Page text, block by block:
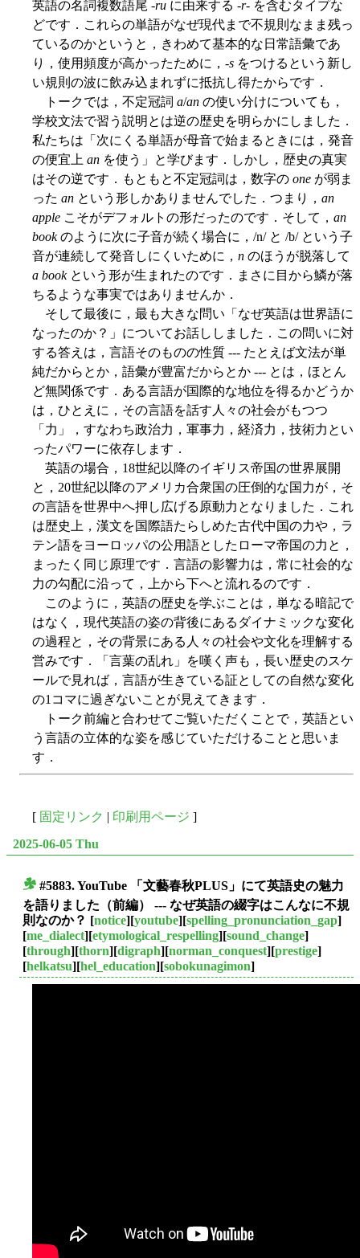
英語の名詞複数語尾 -ru に由来する -r- を含むタイプな
どです．これらの単語がなぜ現代まで不規則なまま残っ
ているのかというと，きわめて基本的な日常語彙であ
り，使用頻度が高かったために，-s をつけるという新し
い規則の波に飲み込まれずに抵抗し得たからです．
トークでは，不定冠詞 a/an の使い分けについても，
学校文法で習う説明とは逆の歴史を明らかにしました．
私たちは「次にくる単語が母音で始まるときには，発音
の便宜上 an を使う」と学びます．しかし，歴史の真実
はその逆です．もともと不定冠詞は，数字の one が弱ま
った an という形しかありませんでした．つまり， an
apple こそがデフォルトの形だったのです．そして， an
bookのように次に子音が続く場合に，/n/ と /b/ という子
音が連続して発音しにくいために， n のほうが脱落して
a bookという形が生まれたのです．まさに目から鱗が落
ちるような事実ではありませんか．
そして最後に，最も大きな問い「なぜ英語は世界語に
なったのか？」についてお話ししました．この問いに対
する答えは，言語そのものの性質 --- たとえば文法が単
純だからとか，語彙が豊富だからとか --- とは，ほとん
ど無関係です．ある言語が国際的な地位を得るかどうか
は，ひとえに，その言語を話す人々の社会がもつつ
「力」，すなわち政治力，軍事力，経済力，技術力とい
ったパワーに依存します．
英語の場合，18世紀以降のイギリス帝国の世界展開
と，20世紀以降のアメリカ合衆国の圧倒的な国力が，そ
の言語を世界中へ押し広げる原動力となりました．これ
は歴史上，漢文を国際語たらしめた古代中国の力や，ラ
テン語をヨーロッパの公用語としたローマ帝国の力と，
まったく同じ原理です．言語の影響力は，常に社会的な
力の勾配に沿って，上から下へと流れるのです．
このように，英語の歴史を学ぶことは，単なる暗記で
はなく，現代英語の姿の背後にあるダイナミックな変化
の過程と，その背景にある人々の社会や文化を理解する
営みです．「言葉の乱れ」を嘆く声も，長い歴史のスケ
ールで見れば，言語が生きている証としての自然な変化
の1コマに過ぎないことが見えてきます．
トーク前編と合わせてご覧いただくことで，英語とい
う言語の立体的な姿を感じていただけることと思いま
す．
[ 固定リンク | 印刷用ページ ]
2025-06-05 Thu
#5883. YouTube 「文藝春秋PLUS」にて英語史の魅力
を語りました（前編） --- なぜ英語の綴字はこんなに不規
則なのか？ [notice][youtube][spelling_pronunciation_gap]
[me_dialect][etymological_respelling][sound_change]
[through][thorn][digraph][norman_conquest][prestige]
[helkatsu][hel_education][sobokunagimon]